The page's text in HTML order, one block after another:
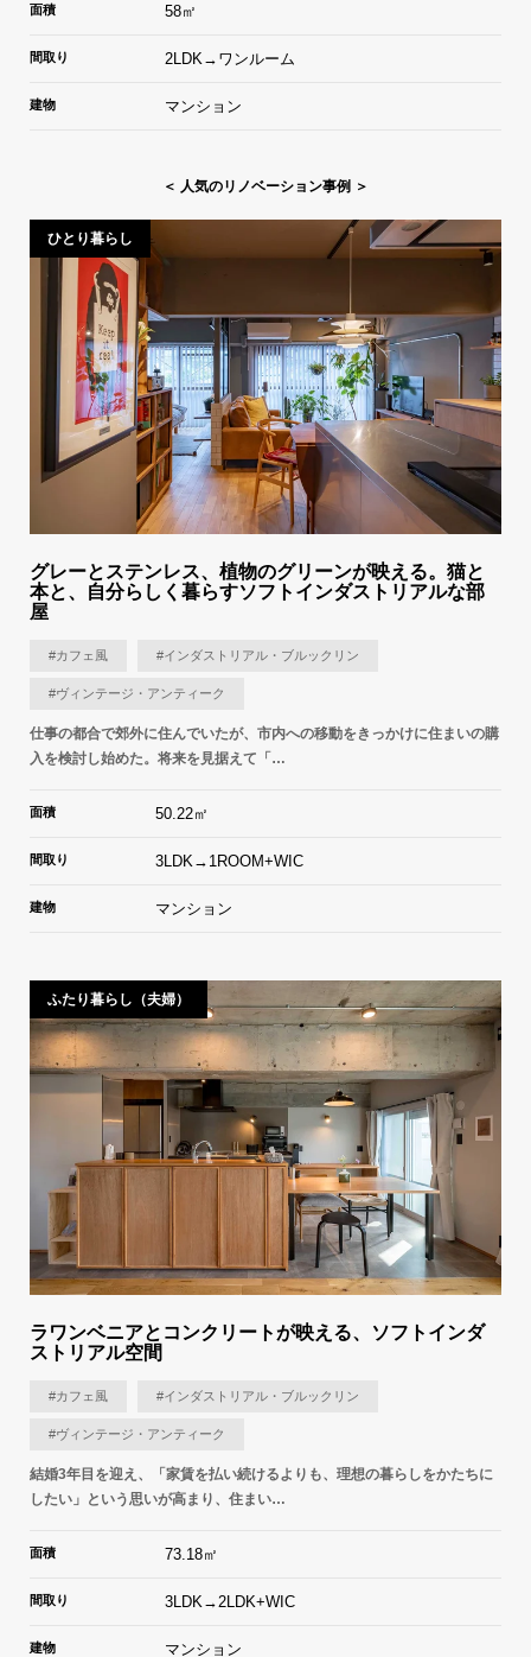
面積 58㎡
間取り 2LDK→ワンルーム
建物 マンション
＜ 人気のリノベーション事例 ＞
ひとり暮らし
グレーとステンレス、植物のグリーンが映える。猫と
本と、自分らしく暮らすソフトインダストリアルな部
屋
#カフェ風 #インダストリアル・ブルックリン
#ヴィンテージ・アンティーク
仕事の都合で郊外に住んでいたが、市内への移動をきっかけに住まいの購
入を検討し始めた。将来を見据えて「…
面積 50.22㎡
間取り 3LDK→1ROOM+WIC
建物 マンション
ふたり暮らし（夫婦）
ラワンベニアとコンクリートが映える、ソフトインダ
ストリアル空間
#カフェ風 #インダストリアル・ブルックリン
#ヴィンテージ・アンティーク
結婚3年目を迎え、「家賃を払い続けるよりも、理想の暮らしをかたちに
したい」という思いが高まり、住まい…
面積 73.18㎡
間取り 3LDK→2LDK+WIC
建物 マンション